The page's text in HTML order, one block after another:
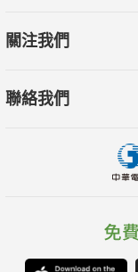
關注我們
聯絡我們